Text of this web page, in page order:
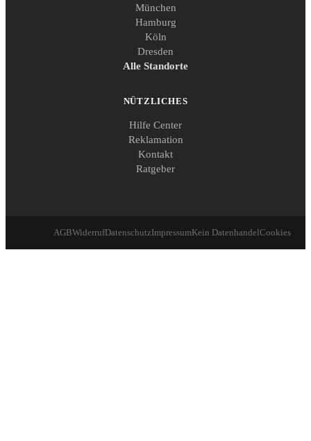
München
Hamburg
Köln
Dresden
Alle Standorte
NÜTZLICHES
Hilfe Center
Reklamation
Kontakt
Ratgeber
AGBWiderrufDatenschutzImpressumKein DatenhandelCookies